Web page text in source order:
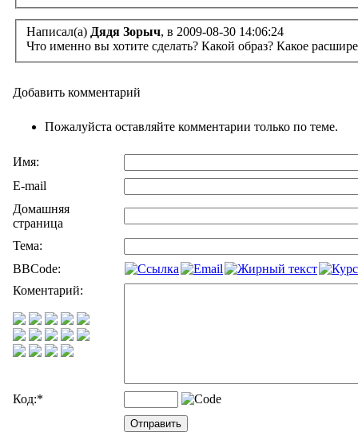
Написал(а) Дядя Зорыч, в 2009-08-30 14:06:24
Что именно вы хотите сделать? Какой образ? Какое
Добавить комментарий
Пожалуйста оставляйте комментарии только по теме.
Имя:
E-mail
Домашняя
страница
Тема:
BBCode:
Коментарий:
Код:*